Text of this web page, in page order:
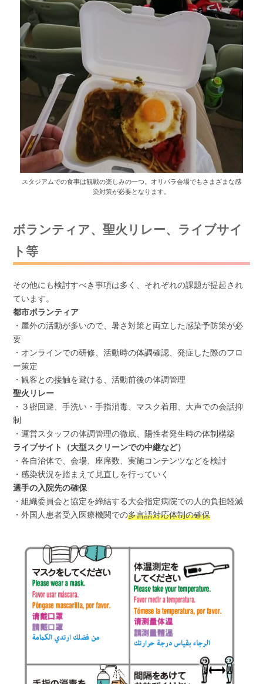
スタジアムでの食事は観戦の楽しみの一つ。オリパラ会場でもさまざまな感
染対策が必要となります。
ボランティア、聖火リレー、ライブサイ
ト等
その他にも検討すべき事項は多く、それぞれの課題が提起され
ています。
都市ボランティア
・屋外の活動が多いので、暑さ対策と両立した感染予防策が必
要
・オンラインでの研修、活動時の体調確認、発症した際のフロ
ー策定
・観客との接触を避ける、活動前後の体調管理
聖火リレー
・３密回避、手洗い・手指消毒、マスク着用、大声での会話抑
制
・運営スタッフの体調管理の徹底、陽性者発生時の体制構築
ライブサイト（大型スクリーンでの中継など）
・各自治体で、会場、座席数、実施コンテンツなどを検討
・感染状況を踏まえて見直しを行っていく
選手の入院先の確保
・組織委員会と協定を締結する大会指定病院での人的負担軽減
・外国人患者受入医療機関での多言語対応体制の確保